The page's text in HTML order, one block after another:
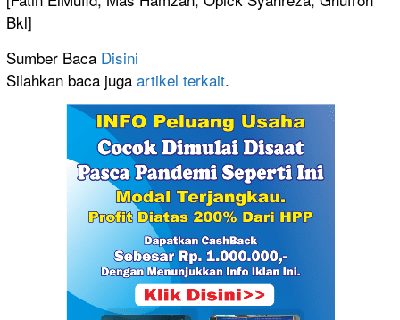
Bkl]
Sumber Baca Disini
Silahkan baca juga artikel terkait.